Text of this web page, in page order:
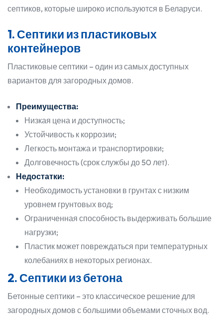
септиков, которые широко используются в Беларуси.
1. Септики из пластиковых
контейнеров
Пластиковые септики – один из самых доступных
вариантов для загородных домов.
Преимущества:
Низкая цена и доступность;
Устойчивость к коррозии;
Легкость монтажа и транспортировки;
Долговечность (срок службы до 50 лет).
Недостатки:
Необходимость установки в грунтах с низким
уровнем грунтовых вод;
Ограниченная способность выдерживать большие
нагрузки;
Пластик может повреждаться при температурных
колебаниях в некоторых регионах.
2. Септики из бетона
Бетонные септики – это классическое решение для
загородных домов с большими объемами сточных вод.